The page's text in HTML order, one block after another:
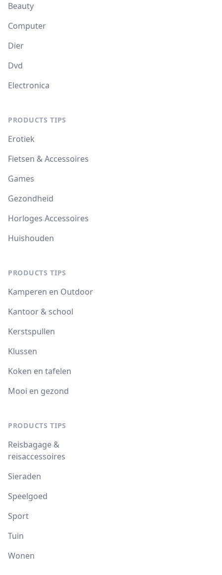
Beauty
Computer
Dier
Dvd
Electronica
PRODUCTS TIPS
Erotiek
Fietsen & Accessoires
Games
Gezondheid
Horloges Accessoires
Huishouden
PRODUCTS TIPS
Kamperen en Outdoor
Kantoor & school
Kerstspullen
Klussen
Koken en tafelen
Mooi en gezond
PRODUCTS TIPS
Reisbagage &
reisaccessoires
Sieraden
Speelgoed
Sport
Tuin
Wonen